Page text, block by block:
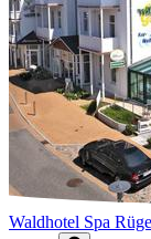
Waldhotel Spa